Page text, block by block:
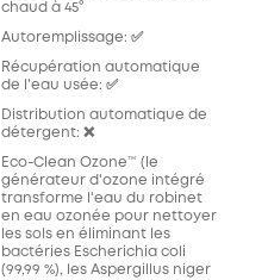
chaud à 45°
Autoremplissage: ✅
Récupération automatique
de l'eau usée: ✅
Distribution automatique de
détergent: ❌
Eco-Clean Ozone™️ (le
générateur d'ozone intégré
transforme l'eau du robinet
en eau ozonée pour nettoyer
les sols en éliminant les
bactéries Escherichia coli
(99,99 %), les Aspergillus niger